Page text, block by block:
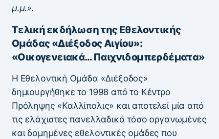
μ.μ.».
Τελική εκδήλωση της Εθελοντικής
Ομάδας «Διέξοδος Αιγίου»:
«Οικογενειακά… Παιχνιδομπερδέματα»
Η Εθελοντική Ομάδα «Διέξοδος»
δημιουργήθηκε το 1998 από το Κέντρο
Πρόληψης «Καλλίπολις» και αποτελεί μία από
τις ελάχιστες πανελλαδικά τόσο οργανωμένες
και δομημένες εθελοντικές ομάδες που